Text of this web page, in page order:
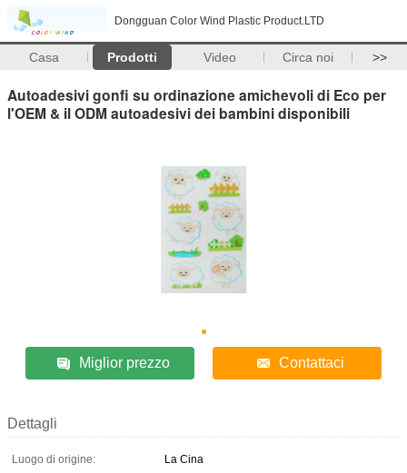
Dongguan Color Wind Plastic Product.LTD
Casa Prodotti Video Circa noi >>
Autoadesivi gonfi su ordinazione amichevoli di Eco per
l'OEM & il ODM autoadesivi dei bambini disponibili
Miglior prezzo Contattaci
Dettagli
Luogo di origine:
La Cina